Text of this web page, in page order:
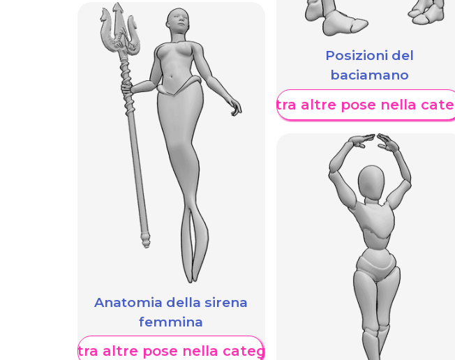
Anatomia della sirena
femmina
Mostra altre pose nella categoria
Posizioni del
baciamano
Mostra altre pose nella